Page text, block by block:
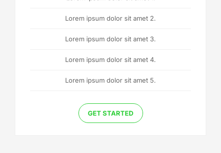
Lorem ipsum dolor sit amet 2.
Lorem ipsum dolor sit amet 3.
Lorem ipsum dolor sit amet 4.
Lorem ipsum dolor sit amet 5.
GET STARTED